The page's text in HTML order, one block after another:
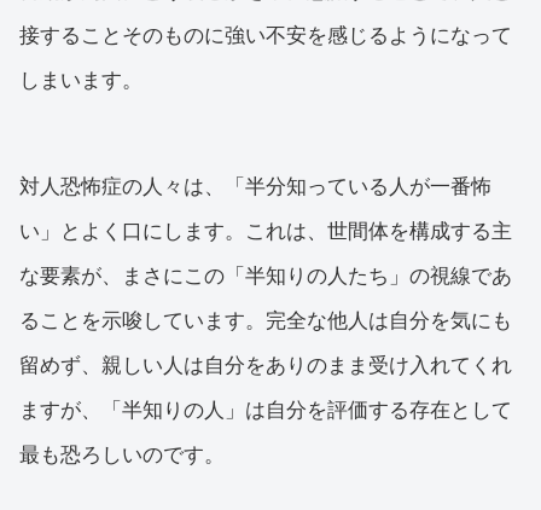
接することそのものに強い不安を感じるようになって
しまいます。
対人恐怖症の人々は、「半分知っている人が一番怖
い」とよく口にします。これは、世間体を構成する主
な要素が、まさにこの「半知りの人たち」の視線であ
ることを示唆しています。完全な他人は自分を気にも
留めず、親しい人は自分をありのまま受け入れてくれ
ますが、「半知りの人」は自分を評価する存在として
最も恐ろしいのです。